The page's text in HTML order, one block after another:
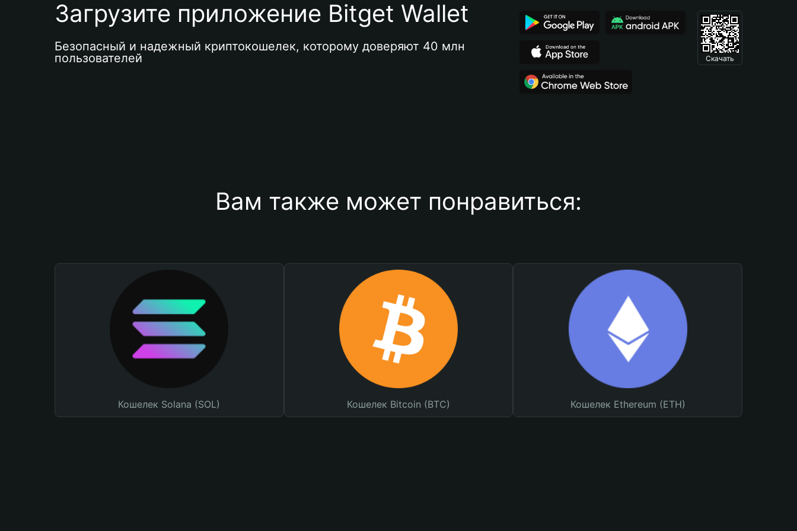
Загрузите приложение Bitget Wallet
Безопасный и надежный криптокошелек, которому доверяют 40 млн
пользователей
Скачать
Вам также может понравиться:
Кошелек Solana (SOL) Кошелек Bitcoin (BTC) Кошелек Ethereum (ETH)